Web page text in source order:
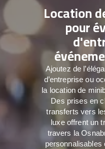
Location
pour
Ajoutez de
d’entreprise ou
la location de
Des prises en
transferts vers
luxe offrent un
travers la
personnalisables